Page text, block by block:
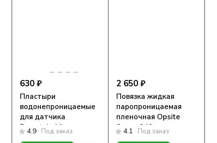
630 ₽
Пластыри
водонепроницаемые
для датчика
Freestyle Libre,
Прозрачный, 10шт
4.9 Под заказ
2 650 ₽
Повязка жидкая
паропроницаемая
пленочная Opsite
Spray, 240 мл,
аэрозоль
4.1 Под заказ